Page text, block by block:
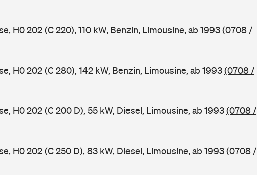
H0 202 (C 220), 110 kW, Benzin, Limousine, ab 1993(0708 /
H0 202 (C 280), 142 kW, Benzin, Limousine, ab 1993(0708 /
H0 202 (C 200 D), 55 kW, Diesel, Limousine, ab 1993(0708 /
H0 202 (C 250 D), 83 kW, Diesel, Limousine, ab 1993(0708 /